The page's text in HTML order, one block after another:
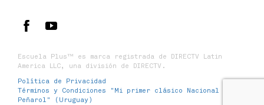
Escuela Plus™ es marca registrada de DIRECTV Latin
America LLC, una división de DIRECTV.
Política de Privacidad
Términos y Condiciones "Mi primer clásico Nacional y
Peñarol" (Uruguay)